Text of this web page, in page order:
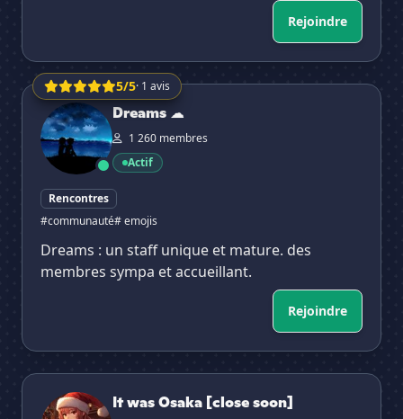
Rejoindre
5/5· 1 avis
Dreams ☁
Dreams ☁
1 260 membres
Actif
Rencontres
#communauté# emojis
Dreams : un staff unique et mature. des
membres sympa et accueillant.
Rejoindre
It was Osaka [close soon]
It was Osaka [close soon]